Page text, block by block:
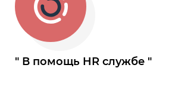
В помощь HR службе